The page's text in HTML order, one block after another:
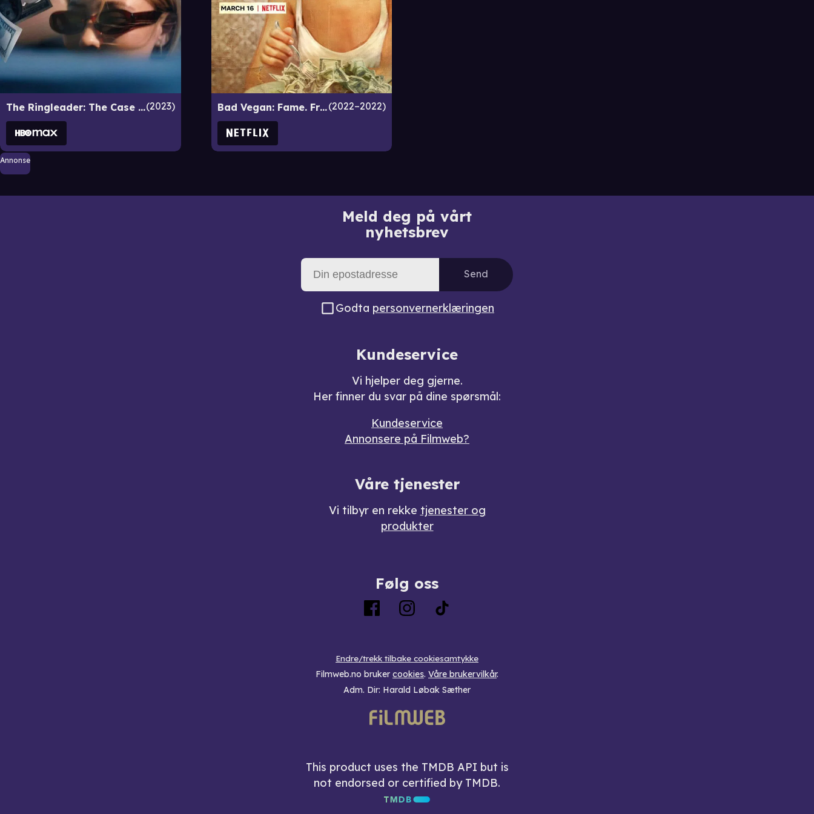
The Ringleader: The Case of the Bling Ring 2023 Bad Vegan: Fame. Fraud. Fugitives. 2022–2022
Annonse
Meld deg på vårt
nyhetsbrev
Send
Godta personvernerklæringen
Kundeservice
Vi hjelper deg gjerne.
Her finner du svar på dine spørsmål:
Kundeservice
Annonsere på Filmweb?
Våre tjenester
Vi tilbyr en rekke tjenester og
produkter
Følg oss
Endre/trekk tilbake cookiesamtykke
Filmweb.no bruker cookies. Våre brukervilkår.
Adm. Dir: Harald Løbak Sæther
This product uses the TMDB API but is
not endorsed or certified by TMDB.